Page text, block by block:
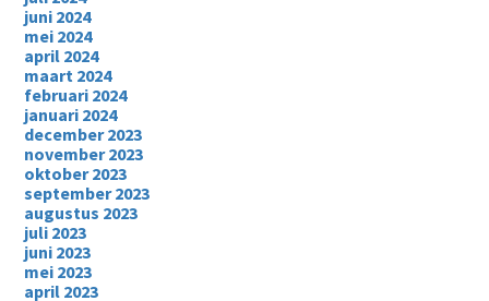
juni 2024
mei 2024
april 2024
maart 2024
februari 2024
januari 2024
december 2023
november 2023
oktober 2023
september 2023
augustus 2023
juli 2023
juni 2023
mei 2023
april 2023